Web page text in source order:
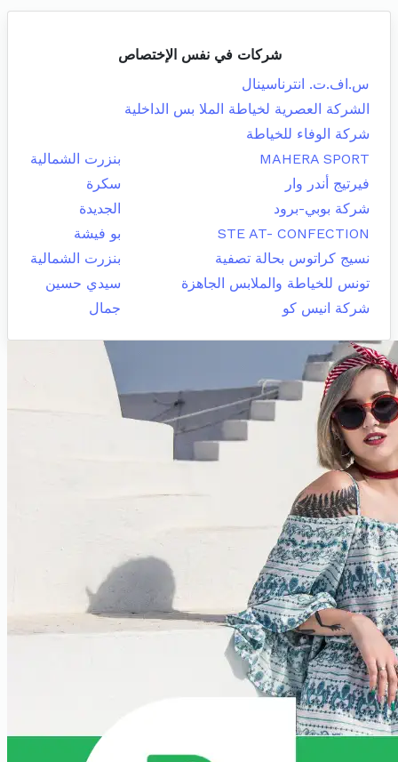
شركات في نفس الإختصاص
س.اف.ت. انترناسينال
الشركة العصرية لخياطة الملا بس الداخلية
شركة الوفاء للخياطة
MAHERA SPORT
بنزرت الشمالية
فيرتيج أندر وار
سكرة
شركة بوبي-برود
الجديدة
STE AT- CONFECTION
بو فيشة
نسيج كراتوس بحالة تصفية
بنزرت الشمالية
تونس للخياطة والملابس الجاهزة
سيدي حسين
شركة انيس كو
جمال